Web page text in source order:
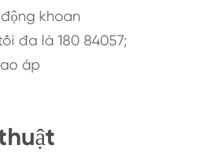
khoan
đa là 180 84057;
áp